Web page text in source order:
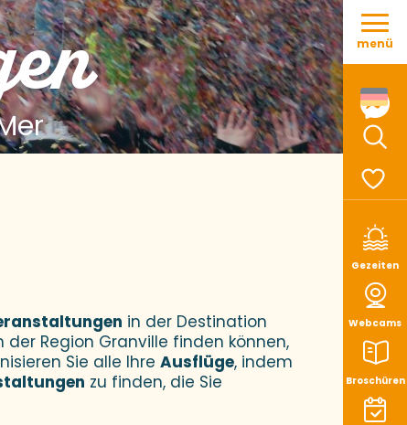
Aller
contenu
Gezeiten
Webcams
Broschüren
menü
in der Destination
Region Granville finden können,
Sie alle Ihre Ausflüge, indem
zu finden, die Sie